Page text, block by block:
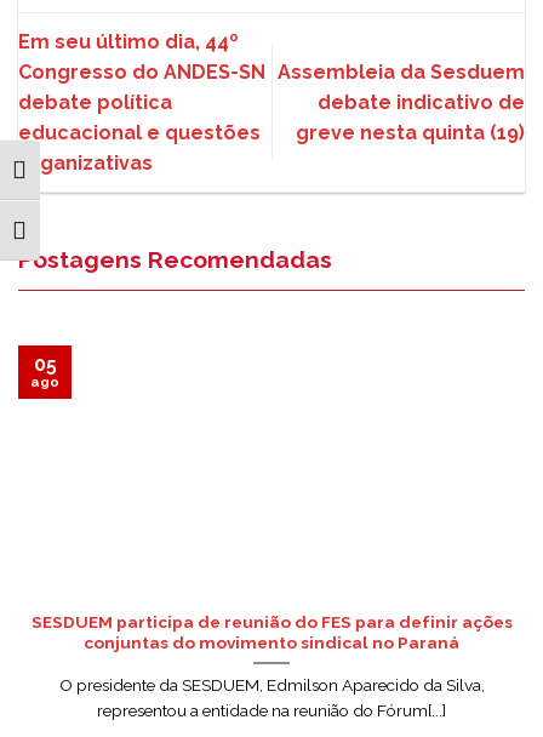
ALTERNAR ALTO CONTRASTE
ALTERNAR TAMANHO DA FONTE
Em seu último dia, 44º
Congresso do ANDES-SN
debate política
educacional e questões
organizativas
Assembleia da Sesduem
debate indicativo de
greve nesta quinta (19)
Postagens Recomendadas
SESDUEM participa de reunião do FES para definir ações
conjuntas do movimento sindical no Paraná
O presidente da SESDUEM, Edmilson Aparecido da Silva,
representou a entidade na reunião do Fórum[...]
05
ago